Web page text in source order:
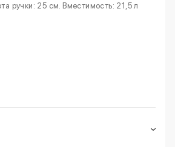
ручки: 25 см. Вместимость: 21,5 л